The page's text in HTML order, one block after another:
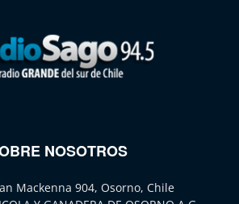
NOSOTROS
Mackenna 904, Osorno, Chile